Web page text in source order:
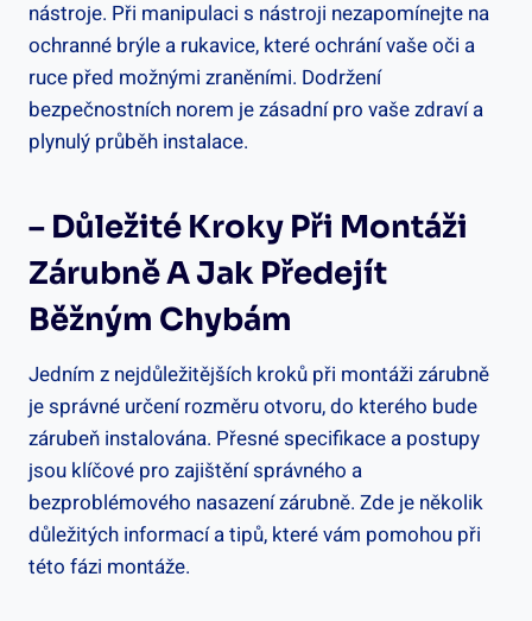
nástroje. Při manipulaci s nástroji nezapomínejte na
ochranné brýle a rukavice, které ochrání vaše oči a
ruce před možnými zraněními. Dodržení
bezpečnostních norem je zásadní pro vaše zdraví a
plynulý průběh instalace.
– Důležité Kroky Při Montáži
Zárubně A Jak Předejít
Běžným Chybám
Jedním z nejdůležitějších kroků při montáži zárubně
je správné určení rozměru otvoru, do kterého bude
zárubeň instalována. Přesné specifikace a postupy
jsou klíčové pro zajištění správného a
bezproblémového nasazení zárubně. Zde je několik
důležitých informací a tipů, které vám pomohou při
této fázi montáže.